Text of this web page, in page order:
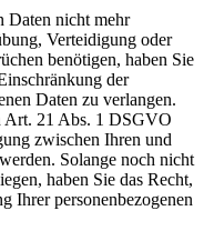
Daten nicht mehr
Verteidigung oder
benötigen, haben Sie
der
Daten zu verlangen.
Art. 21 Abs. 1 DSGVO
zwischen Ihren und
Solange noch nicht
haben Sie das Recht,
Ihrer personenbezogenen